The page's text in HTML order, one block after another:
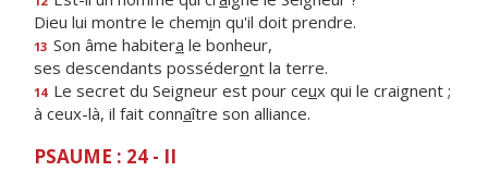
Dieu lui montre le chemin qu'il doit prendre.
13 Son âme habitera le bonheur,
ses descendants posséderont la terre.
14 Le secret du Seigneur est pour ceux qui le craignent ;
à ceux-là, il fait connaître son alliance.
PSAUME : 24 - II